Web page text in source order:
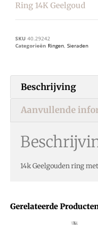
Gerelateerde
Ring 14K Geelgoud
SKU 40.29242
Categorieën Ringen, Sieraden
Beschrijving
Aanvullende
14k Geelgouden ring